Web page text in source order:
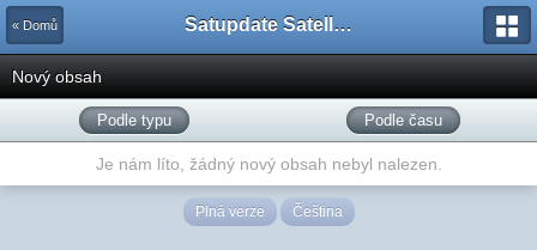
« Domů Satupdate Satellite Support Project
Nový obsah
Podle typu Podle času
Je nám líto, žádný nový obsah nebyl nalezen.
Plná verze Čeština